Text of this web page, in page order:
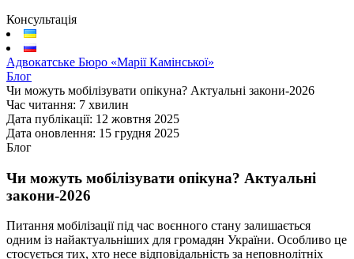
Консультація
Адвокатське Бюро «Марії Камінської»
Блог
Чи можуть мобілізувати опікуна? Актуальні закони-2026
Час читання: 7 хвилин
Дата публікації: 12 жовтня 2025
Дата оновлення: 15 грудня 2025
Блог
Чи можуть мобілізувати опікуна? Актуальні
закони-2026
Питання мобілізації під час воєнного стану залишається
одним із найактуальніших для громадян України. Особливо це
стосується тих, хто несе відповідальність за неповнолітніх